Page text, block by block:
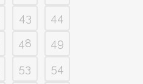
43
44
48
49
53
54